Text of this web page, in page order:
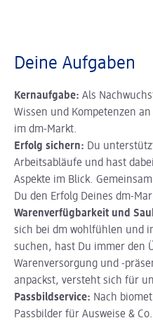
Deine Aufgaben
Kernaufgabe: Als
Wissen und Kompetenzen
im dm-Markt.
Erfolg sichern: Du
Arbeitsabläufe und hast
Aspekte im Blick.
Du den Erfolg Deines dm-
Warenverfügbarkeit und
sich bei dm wohlfühlen und
suchen, hast Du immer den
Warenversorgung und -
anpackst, versteht sich für
Passbildservice: Nach
Passbilder für Ausweise &